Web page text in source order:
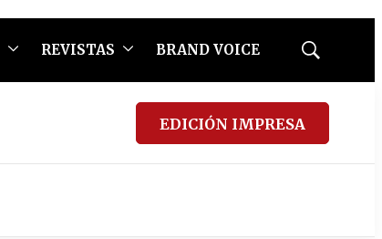
REVISTAS BRAND VOICE
Mostrar
EDICIÓN IMPRESA